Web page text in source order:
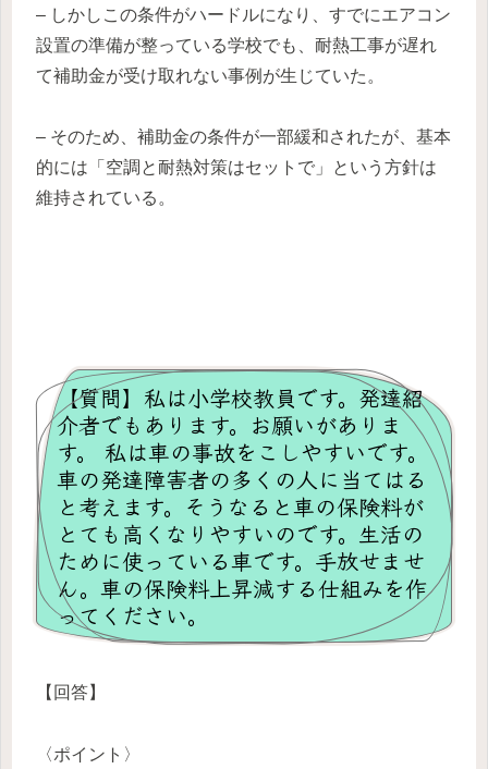
– しかしこの条件がハードルになり、すでにエアコン
設置の準備が整っている学校でも、耐熱工事が遅れ
て補助金が受け取れない事例が生じていた。
– そのため、補助金の条件が一部緩和されたが、基本
的には「空調と耐熱対策はセットで」という方針は
維持されている。
【質問】私は小学校教員です。発達紹
介者でもあります。お願いがありま
す。 私は車の事故をこしやすいです。
車の発達障害者の多くの人に当てはる
と考えます。そうなると車の保険料が
とても高くなりやすいのです。生活の
ために使っている車です。手放せませ
ん。車の保険料上昇減する仕組みを作
ってください。
【回答】
〈ポイント〉